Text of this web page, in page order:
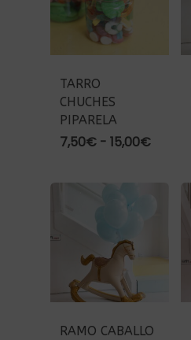
TARRO
CHUCHES
PIPARELA
7,50€ - 15,00€Rango
RAMO CABALLO